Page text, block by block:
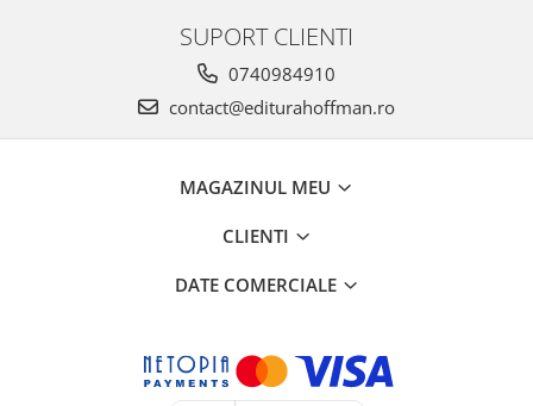
SUPORT CLIENTI
0740984910
contact@editurahoffman.ro
MAGAZINUL MEU
CLIENTI
DATE COMERCIALE